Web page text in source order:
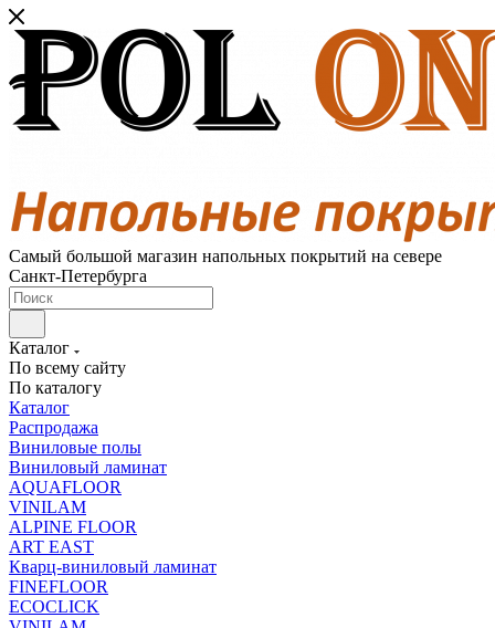
Самый большой магазин напольных покрытий на севере
Санкт-Петербурга
Каталог
По всему сайту
По каталогу
Каталог
Распродажа
Виниловые полы
Виниловый ламинат
AQUAFLOOR
VINILAM
ALPINE FLOOR
ART EAST
Кварц-виниловый ламинат
FINEFLOOR
ECOCLICK